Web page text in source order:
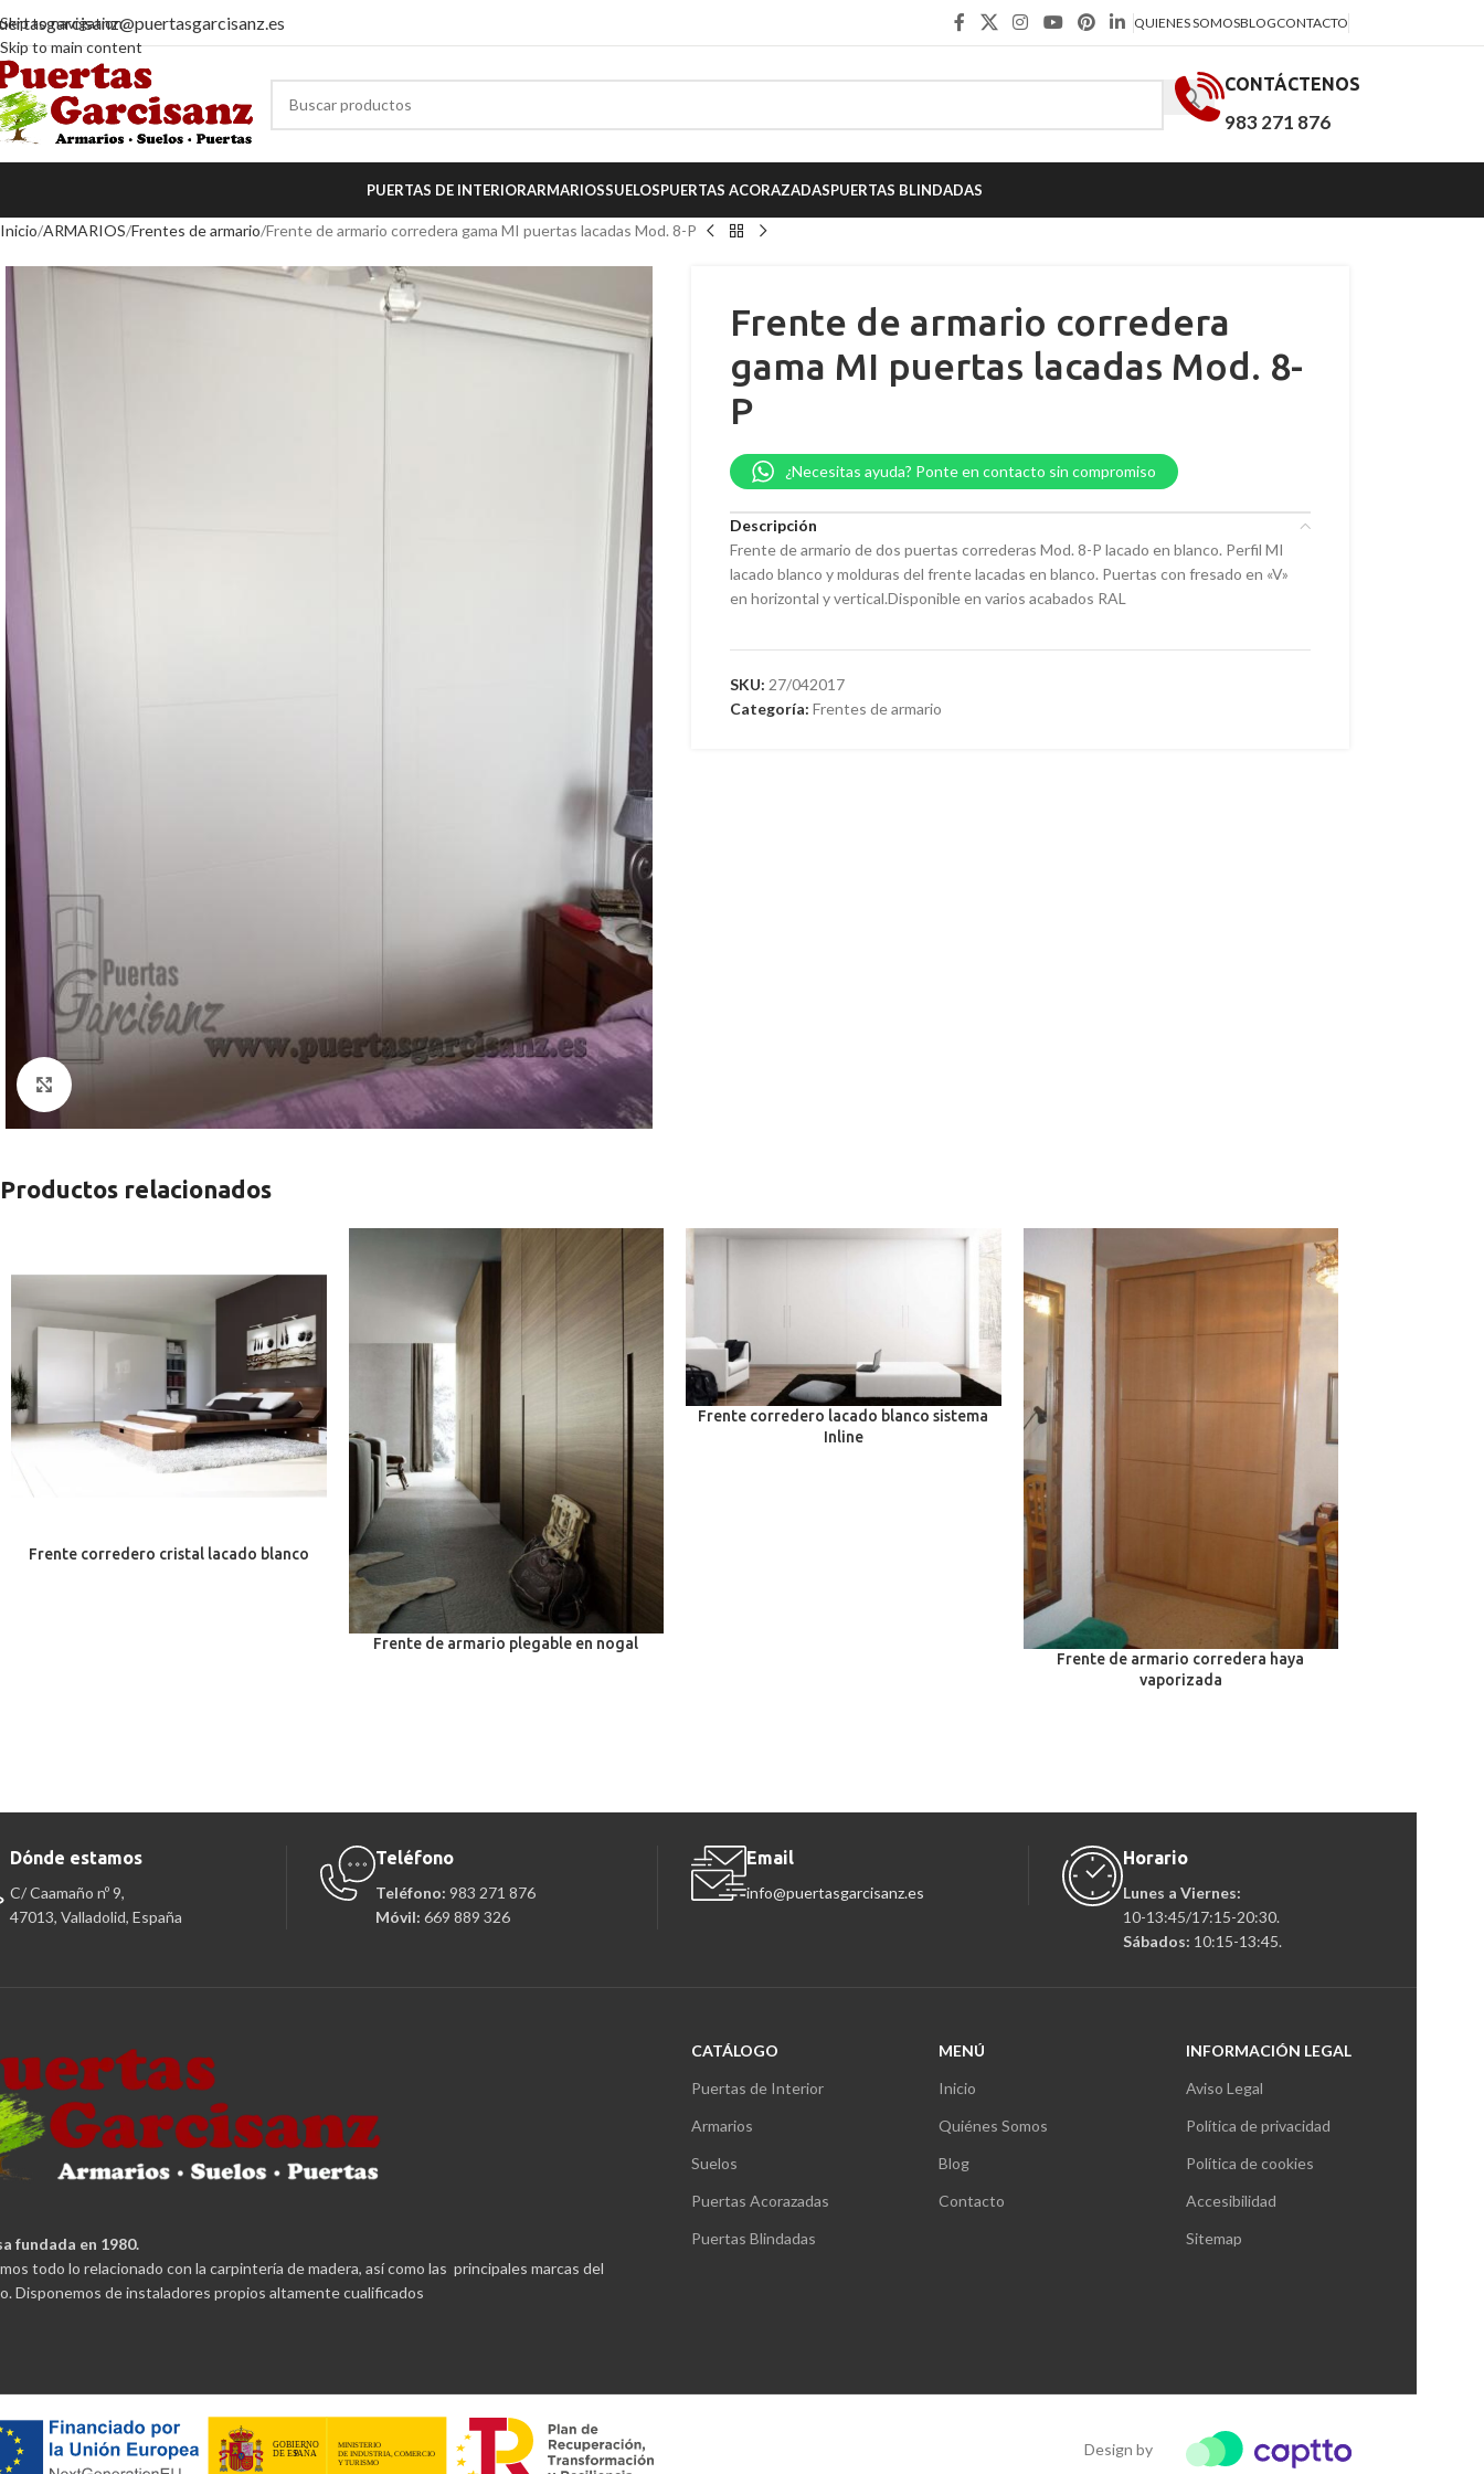
Skip to navigation
Skip to main content
QUIENES SOMOSBLOGCONTACTO
CONTÁCTENOS
983 271 876
PUERTAS DE INTERIORARMARIOSSUELOSPUERTAS ACORAZADASPUERTAS BLINDADAS
Inicio ARMARIOS Frentes de armario Frente de armario corredera gama MI puertas lacadas Mod. 8-P
Frente de armario corredera
gama MI puertas lacadas Mod. 8-
P
¿Necesitas ayuda? Ponte en contacto sin compromiso
Descripción
Frente de armario de dos puertas correderas Mod. 8-P lacado en blanco. Perfil MI
lacado blanco y molduras del frente lacadas en blanco. Puertas con fresado en «V»
en horizontal y vertical.Disponible en varios acabados RAL
SKU: 27/042017
Categoría: Frentes de armario
Productos relacionados
Frente corredero cristal lacado blanco
Frente de armario plegable en nogal
Frente corredero lacado blanco sistema
Inline
Frente de armario corredera haya
vaporizada
Dónde estamos
C/ Caamaño nº 9,
47013, Valladolid, España
Teléfono
Teléfono: 983 271 876
Móvil: 669 889 326
Email
info@puertasgarcisanz.es
Horario
Lunes a Viernes:
10-13:45/17:15-20:30.
Sábados: 10:15-13:45.
fundada en 1980.
todo lo relacionado con la carpintería de madera, así como las principales marcas del
Disponemos de instaladores propios altamente cualificados
CATÁLOGO
Puertas de Interior
Armarios
Suelos
Puertas Acorazadas
Puertas Blindadas
MENÚ
Inicio
Quiénes Somos
Blog
Contacto
INFORMACIÓN LEGAL
Aviso Legal
Política de privacidad
Política de cookies
Accesibilidad
Sitemap
Design by